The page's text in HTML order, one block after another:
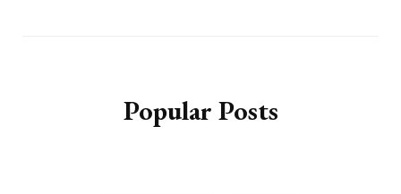
Popular Posts